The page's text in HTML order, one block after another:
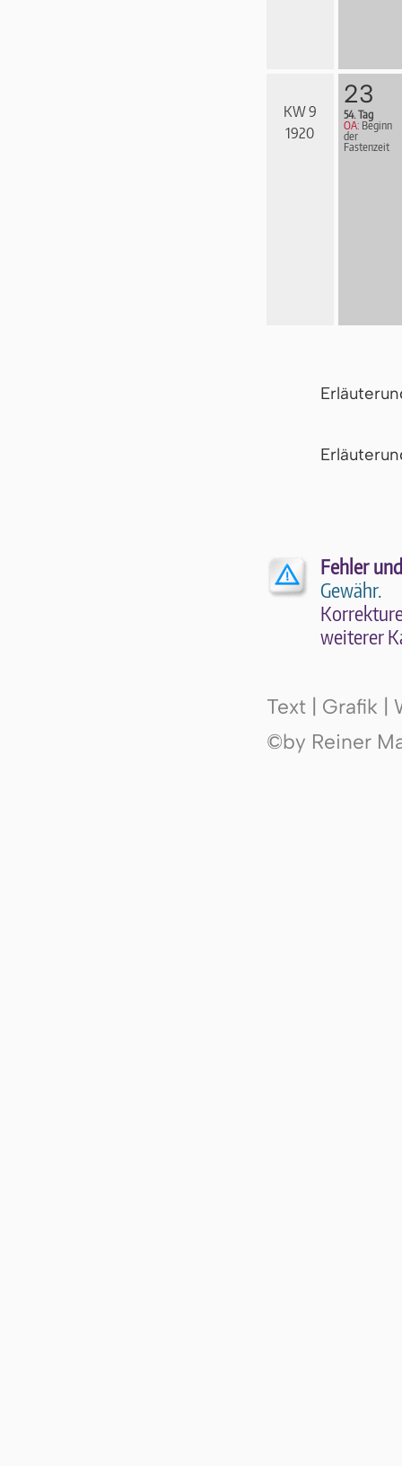
KW 9
1920
23
54. Tag
OA: Beginn
der
Fastenzeit
Fehler
Gewähr.
wei­te­rer
Text | Grafik |
©by Reiner